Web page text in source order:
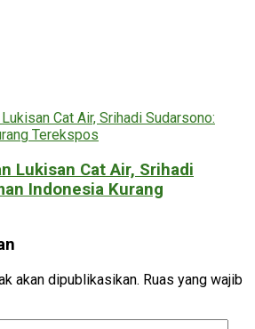
Lukisan Cat Air, Srihadi
Indonesia Kurang
akan dipublikasikan. Ruas yang wajib